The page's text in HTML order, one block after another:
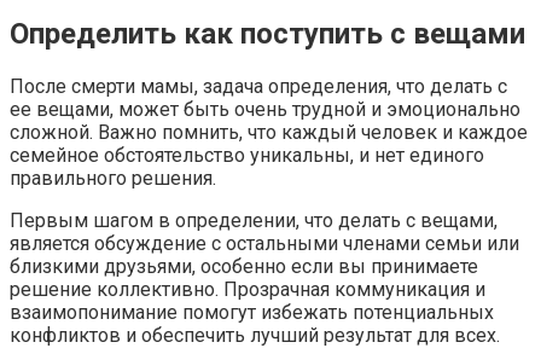
Определить как поступить с вещами
После смерти мамы, задача определения, что делать с
ее вещами, может быть очень трудной и эмоционально
сложной. Важно помнить, что каждый человек и каждое
семейное обстоятельство уникальны, и нет единого
правильного решения.
Первым шагом в определении, что делать с вещами,
является обсуждение с остальными членами семьи или
близкими друзьями, особенно если вы принимаете
решение коллективно. Прозрачная коммуникация и
взаимопонимание помогут избежать потенциальных
конфликтов и обеспечить лучший результат для всех.